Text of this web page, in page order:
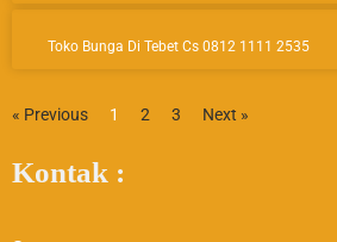
Toko Bunga Di Tebet Cs 0812 1111 2535
« Previous 1 2 3 Next »
Kontak :